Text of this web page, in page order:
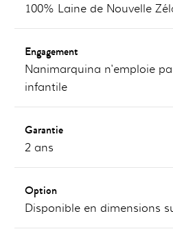
100% Laine de Nouvelle
Engagement
Nanimarquina n'emploie
infantile
Garantie
2 ans
Option
Disponible en dimensions